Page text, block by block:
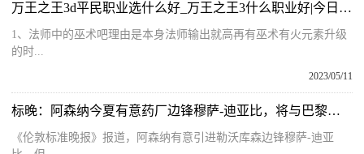
万王之王3d平民职业选什么好_万王之王3什么职业好|今日热讯
1、法师中的巫术吧理由是本身法师输出就高再有巫术有火元素升级
的时...
2023/05/11
标晚：阿森纳今夏有意药厂边锋穆萨-迪亚比，将与巴黎竞争 环球观热点
《伦敦标准晚报》报道，阿森纳有意引进勒沃库森边锋穆萨-迪亚